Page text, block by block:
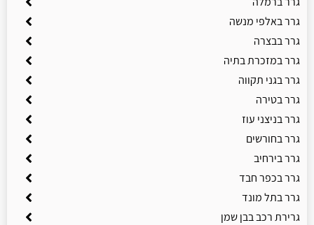
גרר באלפי מנשה
גרר בבצרה
גרר במזכרת בתיה
גרר בגני תקווה
גרר בטירה
גרר בניצני עוז
גרר בחורשים
גרר בירחיב
גרר בכפר חבד
גרר בתל מונד
גרירת רכב בבן שמן